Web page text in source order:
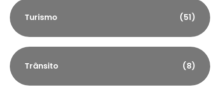
Turismo (51)
Trânsito (8)